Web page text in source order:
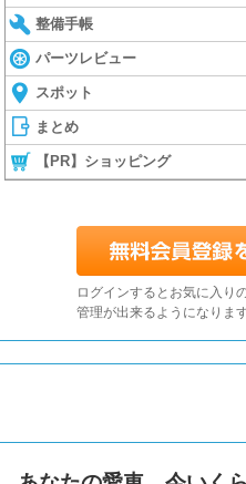
整備手帳
パーツレビュー
スポット
まとめ
【PR】ショッピング
ログインするとお気に入り
管理が出来るようになりま